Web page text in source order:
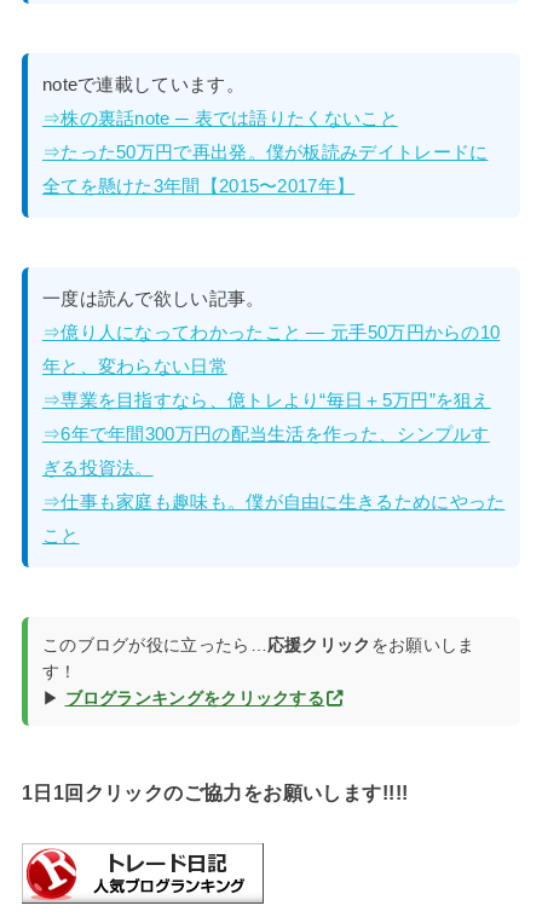
noteで連載しています。
⇒株の裏話note ─ 表では語りたくないこと
⇒たった50万円で再出発。僕が板読みデイトレードに
全てを懸けた3年間【2015〜2017年】
一度は読んで欲しい記事。
⇒億り人になってわかったこと — 元手50万円からの10
年と、変わらない日常
⇒専業を目指すなら、億トレより“毎日＋5万円”を狙え
⇒6年で年間300万円の配当生活を作った、シンプルす
ぎる投資法。
⇒仕事も家庭も趣味も。僕が自由に生きるためにやった
こと
このブログが役に立ったら…応援クリック をお願いしま
す！
▶ ブログランキングをクリックする
1日1回クリックのご協力をお願いします!!!!